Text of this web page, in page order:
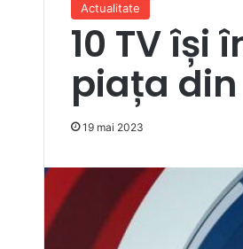
Actualitate
10 TV
piața
19 mai 2023